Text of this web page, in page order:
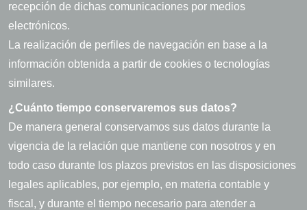
recepción de dichas comunicaciones por medios
electrónicos.
La realización de perfiles de navegación en base a la
información obtenida a partir de cookies o tecnologías
similares.
¿Cuánto tiempo conservaremos sus datos?
De manera general conservamos sus datos durante la
vigencia de la relación que mantiene con nosotros y en
todo caso durante los plazos previstos en las disposiciones
legales aplicables, por ejemplo, en materia contable y
fiscal, y durante el tiempo necesario para atender a